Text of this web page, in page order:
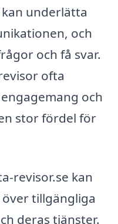
underlätta
och
och få svar.
ofta
och
stor fördel för
revisor.se kan
tillgängliga
deras tjänster.